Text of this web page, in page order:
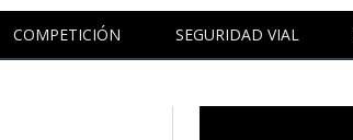
COMPETICIÓN SEGURIDAD VIAL